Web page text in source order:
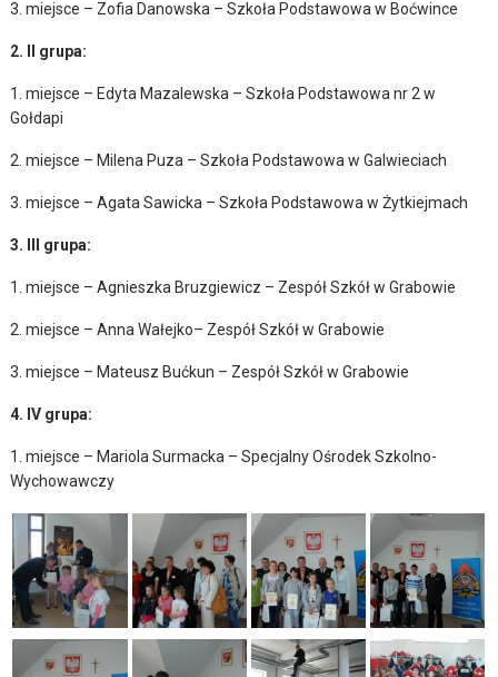
3. miejsce – Zofia Danowska – Szkoła Podstawowa w Boćwince
2. II grupa:
1. miejsce – Edyta Mazalewska – Szkoła Podstawowa nr 2 w
Gołdapi
2. miejsce – Milena Puza – Szkoła Podstawowa w Galwieciach
3. miejsce – Agata Sawicka – Szkoła Podstawowa w Żytkiejmach
3. III grupa:
1. miejsce – Agnieszka Bruzgiewicz – Zespół Szkół w Grabowie
2. miejsce – Anna Wałejko– Zespół Szkół w Grabowie
3. miejsce – Mateusz Bućkun – Zespół Szkół w Grabowie
4. IV grupa:
1. miejsce – Mariola Surmacka – Specjalny Ośrodek Szkolno-
Wychowawczy